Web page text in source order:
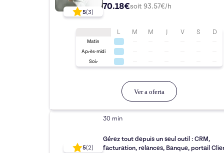
5(3)
70.18€soit 93.57€/h
L M M J V S D
Matin
Après-midi
Soir
Ver a oferta
5(2)
30 min
Gérez tout depuis un seul outil : CRM,
facturation, relances, Banque, portail